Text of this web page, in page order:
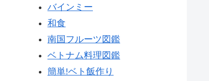
バインミー
和食
南国フルーツ図鑑
ベトナム料理図鑑
簡単!ベト飯作り